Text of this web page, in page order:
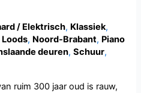
/ Elektrisch, Klassiek,
Loods, Noord-Brabant, Piano
deuren,Schuur,
ruim 300 jaar oud is rauw,